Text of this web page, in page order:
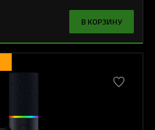
В КОРЗИНУ